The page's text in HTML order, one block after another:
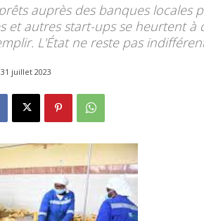
auprès des banques locales
et autres start-ups se heurtent à
L'État ne reste pas
31 juillet 2023